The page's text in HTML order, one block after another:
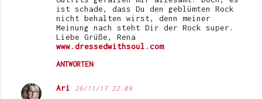
ist schade, dass Du den geblümten Rock
nicht behalten wirst, denn meiner
Meinung nach steht Dir der Rock super.
Liebe Grüße, Rena
www.dressedwithsoul.com
ANTWORTEN
Ari 26/11/17 22:09